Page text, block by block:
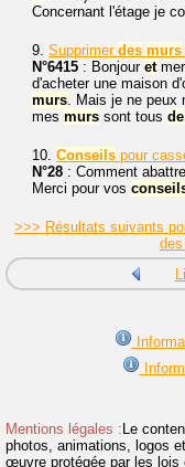
Concernant l'étage je
9. Supprimer des murs
N°6415 : Bonjour et
d'acheter une maison
murs. Mais je ne peux
mes murs sont tous de
10. Conseils pour
N°28 : Comment
Merci pour vos
>>> Résultats suivants
Mentions légales : Le
photos, animations, logos
œuvre protégée par les lois